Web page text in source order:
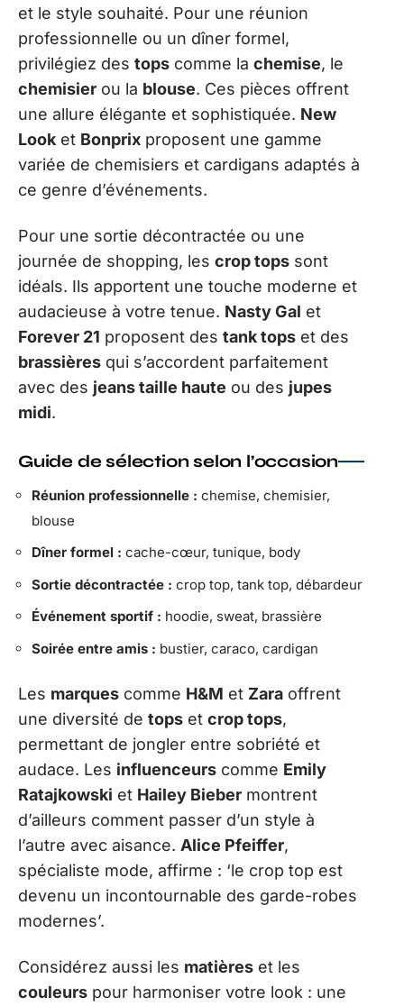
et le style souhaité. Pour une réunion
professionnelle ou un dîner formel,
privilégiez des tops comme la chemise, le
chemisier ou la blouse. Ces pièces offrent
une allure élégante et sophistiquée. New
Look et Bonprix proposent une gamme
variée de chemisiers et cardigans adaptés à
ce genre d’événements.
Pour une sortie décontractée ou une
journée de shopping, les crop tops sont
idéals. Ils apportent une touche moderne et
audacieuse à votre tenue. Nasty Gal et
Forever 21 proposent des tank tops et des
brassières qui s’accordent parfaitement
avec des jeans taille haute ou des jupes
midi.
Guide de sélection selon l’occasion
Réunion professionnelle : chemise, chemisier,
blouse
Dîner formel : cache-cœur, tunique, body
Sortie décontractée : crop top, tank top, débardeur
Événement sportif : hoodie, sweat, brassière
Soirée entre amis : bustier, caraco, cardigan
Les marques comme H&M et Zara offrent
une diversité de tops et crop tops,
permettant de jongler entre sobriété et
audace. Les influenceurs comme Emily
Ratajkowski et Hailey Bieber montrent
d’ailleurs comment passer d’un style à
l’autre avec aisance. Alice Pfeiffer,
spécialiste mode, affirme : ‘le crop top est
devenu un incontournable des garde-robes
modernes’.
Considérez aussi les matières et les
couleurs pour harmoniser votre look : une